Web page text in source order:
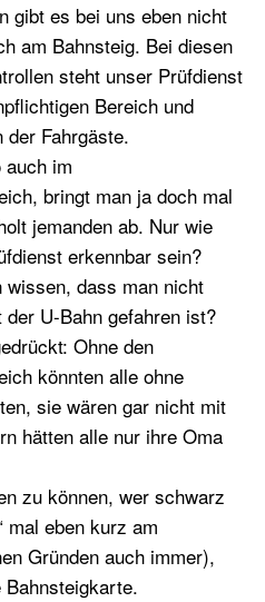
gibt es bei uns eben nicht
am Bahnsteig. Bei diesen
steht unser Prüfdienst
Bereich und
Fahrgäste.
auch im
bringt man ja doch mal
jemanden ab. Nur wie
erkennbar sein?
wissen, dass man nicht
U-Bahn gefahren ist?
Ohne den
könnten alle ohne
sie wären gar nicht mit
hätten alle nur ihre Oma
zu können, wer schwarz
mal eben kurz am
Gründen auch immer),
Bahnsteigkarte.